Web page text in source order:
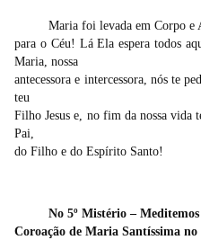
Maria foi levada em Corpo e
para o Céu! Lá Ela espera todos
Maria, nossa
antecessora e intercessora, nós te
teu
Filho Jesus e, no fim da nossa vida
Pai,
do Filho e do Espírito Santo!
No 5º Mistério –
Coroação de Maria Santíssima no